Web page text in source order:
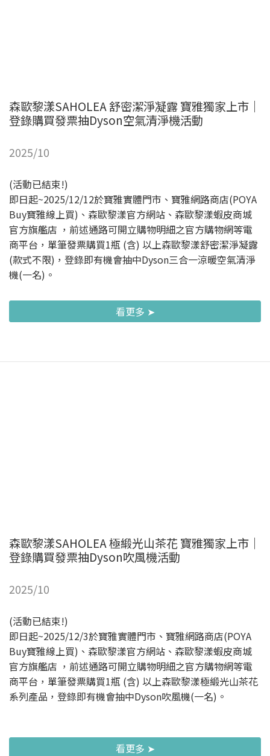
森歐黎漾SAHOLEA 舒密潔淨凝露 寶雅獨家上市｜
登錄購買發票抽Dyson空氣清淨機活動
2025/10
(活動已結束!)
即日起~2025/12/12於寶雅實體門市、寶雅網路商店(POYA
Buy寶雅線上買)、森歐黎漾官方網站、森歐黎漾蝦皮商城
官方旗艦店 ，前述通路可開立購物明細之官方購物網等電
商平台，單筆發票購買1瓶 (含) 以上森歐黎漾舒密潔淨凝露
(款式不限)，登錄即有機會抽中Dyson三合一涼暖空氣清淨
機(一名)。
看更多 ➤
森歐黎漾SAHOLEA 極緞光山茶花 寶雅獨家上市｜
登錄購買發票抽Dyson吹風機活動
2025/10
(活動已結束!)
即日起~2025/12/3於寶雅實體門市、寶雅網路商店(POYA
Buy寶雅線上買)、森歐黎漾官方網站、森歐黎漾蝦皮商城
官方旗艦店 ，前述通路可開立購物明細之官方購物網等電
商平台，單筆發票購買1瓶 (含) 以上森歐黎漾極緞光山茶花
系列產品，登錄即有機會抽中Dyson吹風機(一名)。
看更多 ➤